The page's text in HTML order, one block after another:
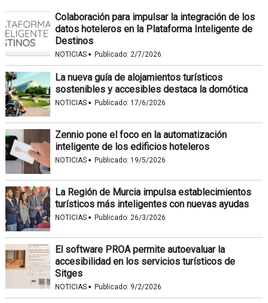
Colaboración para impulsar la integración de los
datos hoteleros en la Plataforma Inteligente de
Destinos
NOTICIAS · Publicado: 2/7/2026
La nueva guía de alojamientos turísticos
sostenibles y accesibles destaca la domótica
NOTICIAS · Publicado: 17/6/2026
Zennio pone el foco en la automatización
inteligente de los edificios hoteleros
NOTICIAS · Publicado: 19/5/2026
La Región de Murcia impulsa establecimientos
turísticos más inteligentes con nuevas ayudas
NOTICIAS · Publicado: 26/3/2026
El software PROA permite autoevaluar la
accesibilidad en los servicios turísticos de
Sitges
NOTICIAS · Publicado: 9/2/2026